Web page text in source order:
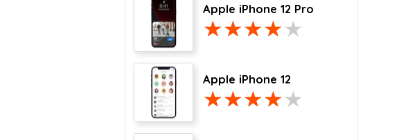
Apple iPhone 12 Pro
Apple iPhone 12